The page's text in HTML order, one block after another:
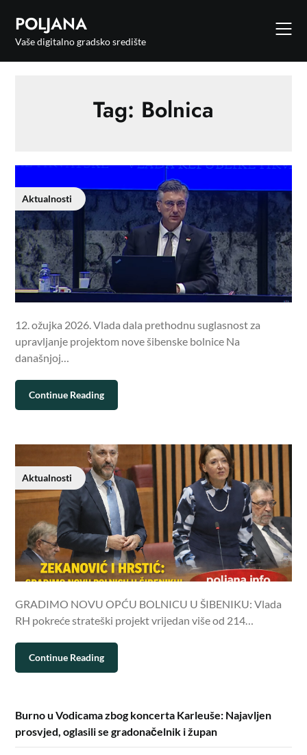
POLJANA
Vaše digitalno gradsko središte
Tag: Bolnica
Aktualnosti
12. ožujka 2026. Vlada dala prethodnu suglasnost za
upravljanje projektom nove šibenske bolnice Na
današnjoj…
Continue Reading
Aktualnosti
GRADIMO NOVU OPĆU BOLNICU U ŠIBENIKU: Vlada
RH pokreće strateški projekt vrijedan više od 214…
Continue Reading
Burno u Vodicama zbog koncerta Karleuše: Najavljen
prosvjed, oglasili se gradonačelnik i župan